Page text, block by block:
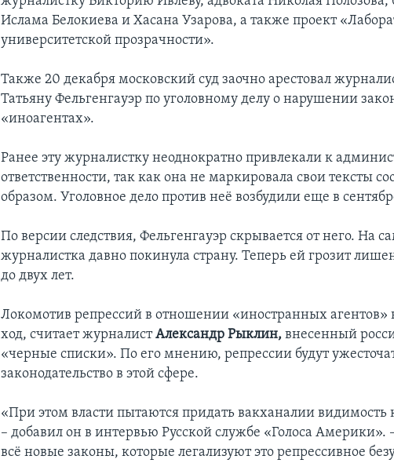
Ислама Белокиева и Хасана Узарова, а также проект
университетской прозрачности».
Также 20 декабря московский суд заочно арестовал
Татьяну Фельгенгауэр по уголовному делу о нарушении
«иноагентах».
Ранее эту журналистку неоднократно привлекали к
ответственности, так как она не маркировала свои тексты
образом. Уголовное дело против неё возбудили еще в
По версии следствия, Фельгенгауэр скрывается от него. На
журналистка давно покинула страну. Теперь ей грозит
до двух лет.
Локомотив репрессий в отношении «иностранных агентов»
ход, считает журналистАлександр Рыклин, внесенный
«черные списки». По его мнению, репрессии будут
законодательство в этой сфере.
«При этом власти пытаются придать вакханалии видимость
– добавил он в интервью Русской службе «Голоса
всё новые законы, которые легализуют это репрессивное